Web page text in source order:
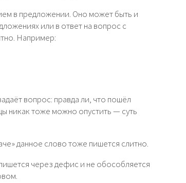
в предложении. Оно может быть и
или в ответ на вопрос с
Например:
вопрос: правда ли, что пошёл
никак тоже можно опустить — суть
данное слово тоже пишется слитно.
через дефис и не обособляется